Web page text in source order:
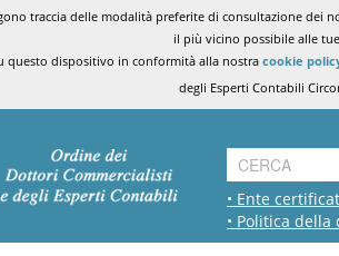
traccia delle modalità preferite di consultazione
il più vicino possibile alle
questo dispositivo in conformità alla nostra cookie
degli Esperti Contabili
• Ente
• Politica della